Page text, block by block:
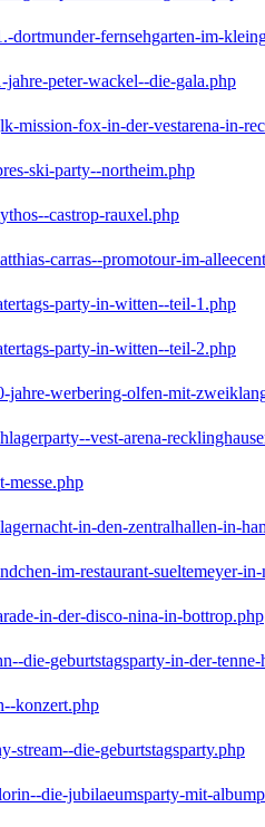
dortmunder-fernsehgarten-im-
jahre-peter-wackel--die-gala.php
mission-fox-in-der-vestarena-in-
ski-party--northeim.php
castrop-rauxel.php
carras--promotour-im-
party-in-witten--teil-1.php
party-in-witten--teil-2.php
jahre-werbering-olfen-mit-
vest-arena-
messe.php
in-den-zentralhallen-in-
im-restaurant-sueltemeyer-
in-der-disco-nina-in-bottrop.php
die-geburtstagsparty-in-der-tenne-
konzert.php
stream--die-geburtstagsparty.php
die-jubilaeumsparty-mit-